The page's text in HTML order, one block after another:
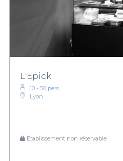
L'Epick
10 - 50 pers.
Lyon
Établissement non réservable